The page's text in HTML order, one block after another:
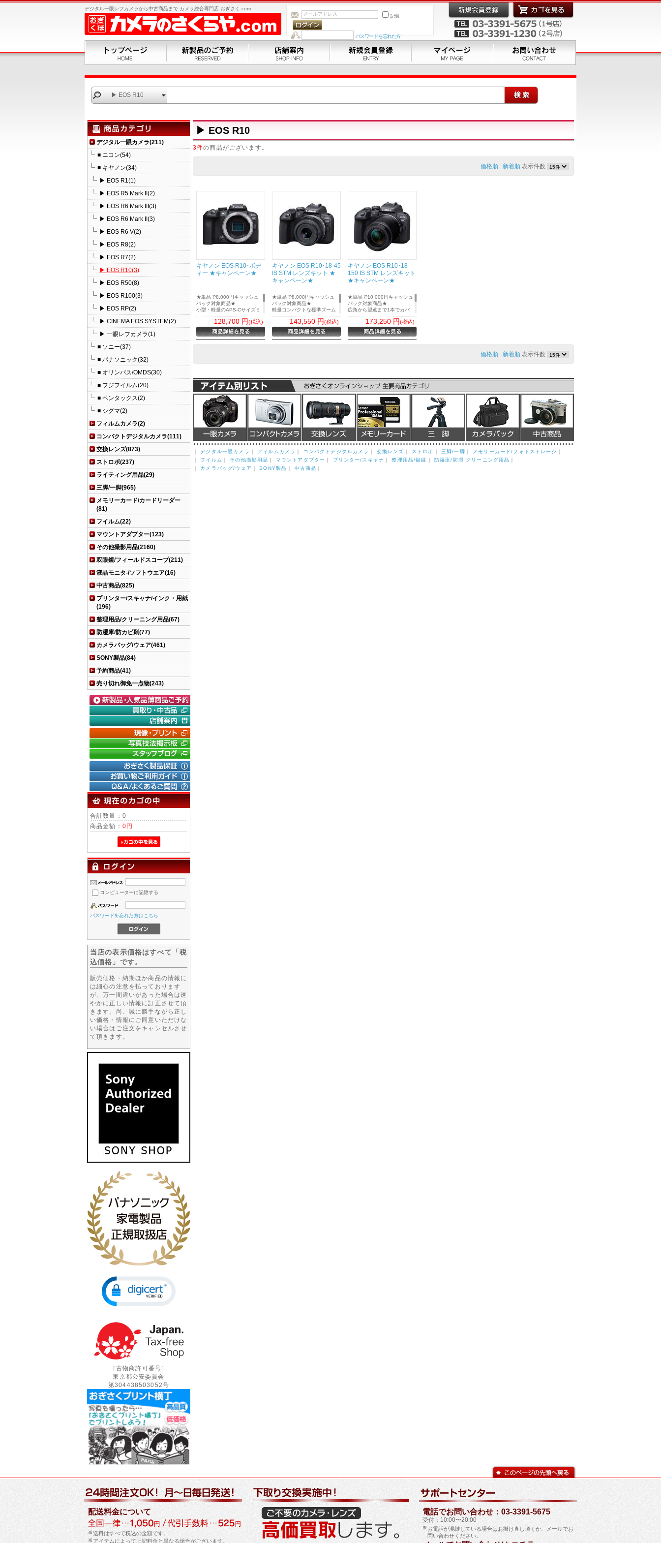
デジタル一眼レフカメラから中古商品まで カメラ総合専門店 おぎさく.com
記憶
パスワードを忘れた方
▶ EOS R10
デジタル一眼カメラ(211)
■ ニコン(54)
■ キヤノン(34)
▶ EOS R1(1)
▶ EOS R5 Mark II(2)
▶ EOS R6 Mark III(3)
▶ EOS R6 Mark II(3)
▶ EOS R6 V(2)
▶ EOS R8(2)
▶ EOS R7(2)
▶ EOS R10(3)
▶ EOS R50(8)
▶ EOS R100(3)
▶ EOS RP(2)
▶ CINEMA EOS SYSTEM(2)
▶ 一眼レフカメラ(1)
■ ソニー(37)
■ パナソニック(32)
■ オリンパス/OMDS(30)
■ フジフイルム(20)
■ ペンタックス(2)
■ シグマ(2)
フィルムカメラ(2)
コンパクトデジタルカメラ(111)
交換レンズ(873)
ストロボ(237)
ライティング用品(29)
三脚/一脚(965)
メモリーカード/カードリーダー
(81)
フイルム(22)
マウントアダプター(123)
その他撮影用品(2160)
双眼鏡/フィールドスコープ(211)
液晶モニタ-/ソフトウエア(16)
中古商品(825)
プリンター/スキャナ/インク・用紙
(196)
整理用品/クリーニング用品(67)
防湿庫/防カビ剤(77)
カメラバッグ/ウェア(461)
SONY製品(84)
予約商品(41)
売り切れ御免一点物(243)
合計数量：0
商品金額： 0円
コンピューターに記憶する
パスワードを忘れた方はこちら
当店の表示価格はすべて「税
込価格」です。
販売価格・納期ほか商品の情報に
は細心の注意を払っております
が、万一間違いがあった場合は速
やかに正しい情報に訂正させて頂
きます。尚、誠に勝手ながら正し
い価格・情報にご同意いただけな
い場合はご注文をキャンセルさせ
て頂きます。
［古物商許可番号］
東京都公安委員会
第304438503052号
▶ EOS R10
3件の商品がございます。
価格順 新着順 表示件数
キヤノン EOS R10･ボデ
ィー ★キャンペーン★
★単品で8,000円キャッシュ
バック対象商品★
小型・軽量のAPS-Cサイズミ
ラーレスカメラ。「EOS Rシ
ステム」による本格的な静止
画・動画撮影をより手軽に実
現
128,700 円(税込)
キヤノン EOS R10･18-45
IS STM レンズキット ★
キャンペーン★
★単品で8,000円キャッシュ
バック対象商品★
軽量コンパクトな標準ズーム
レンズキット
キットレンズ：RF-S18-
45mm F4.5-6.3 IS STM
143,550 円(税込)
キヤノン EOS R10･18-
150 IS STM レンズキット
★キャンペーン★
★単品で10,000円キャッシュ
バック対象商品★
広角から望遠まで1本でカバ
ーする高倍率ズームのレンズ
キットレンズ：RF-S18-
150mm F3.5-6.3 IS STM
173,250 円(税込)
価格順 新着順 表示件数
｜デジタル一眼カメラ ｜ フィルムカメラ ｜ コンパクトデジタルカメラ ｜ 交換レンズ ｜ ストロボ ｜ 三脚/一脚 ｜ メモリーカード/フォトストレージ
｜
｜ フイルム ｜ その他撮影用品 ｜ マウントアダプター ｜ プリンター/スキャナ ｜整理用品/額縁 ｜ 防湿庫/防湿 クリーニング用品 ｜
｜ カメラバッグ/ウェア ｜SONY製品 ｜ 中古商品 ｜
配送料金について
送料はすべて税込の金額です。
アイテムによって上記料金と異なる場合がございます。
電話でお問い合わせ：03-3391-5675
受付：10:00〜20:00
お電話が混雑している場合はお掛け直し頂くか、メールでお
問い合わせください。